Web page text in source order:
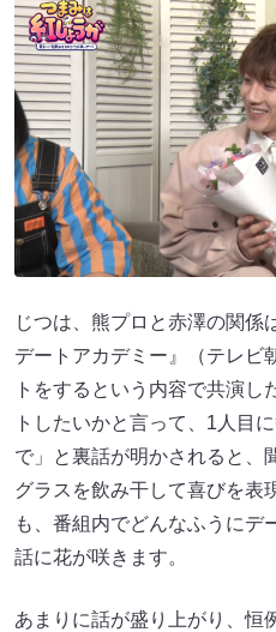
じつは、熊プロと赤澤の関係
デートアカデミー』（テレビ
トをするという内容で共演
トしたいかと言って、1人目
で」と裏話が明かされると、
グラスを飲み干して喜びを表
も、番組内でどんなふうにデ
話に花が咲きます。
あまりに話が盛り上がり、恒